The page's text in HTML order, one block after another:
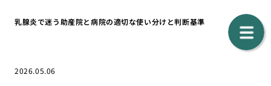
乳腺炎で迷う助産院と病院の適切な使い分けと判断基準
2026.05.06